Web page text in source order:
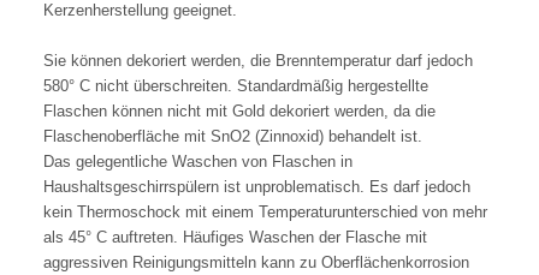
Kerzenherstellung geeignet.
Sie können dekoriert werden, die Brenntemperatur darf jedoch
580° C nicht überschreiten. Standardmäßig hergestellte
Flaschen können nicht mit Gold dekoriert werden, da die
Flaschenoberfläche mit SnO2 (Zinnoxid) behandelt ist.
Das gelegentliche Waschen von Flaschen in
Haushaltsgeschirrspülern ist unproblematisch. Es darf jedoch
kein Thermoschock mit einem Temperaturunterschied von mehr
als 45° C auftreten. Häufiges Waschen der Flasche mit
aggressiven Reinigungsmitteln kann zu Oberflächenkorrosion